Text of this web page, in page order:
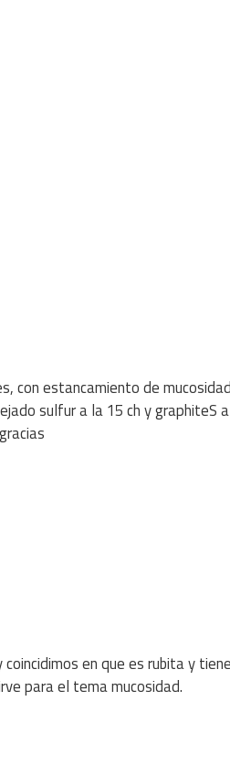
con estancamiento de
sulfur a la 15 ch y graphiteS
en que es rubita y
para el tema mucosidad.